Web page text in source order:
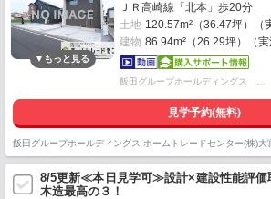
ＪＲ高崎線「北本」歩20分
土地 120.57m²（36.47坪）（
建物 86.94m²（26.29坪）（実
飯田グループホールディングス …
見学予約(無料)
飯田グループホールディングス ホームトレードセンター(株)大
8/5更新≪本日見学可≫設計×建設性能評
木造最高の３！